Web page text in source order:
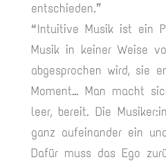
entschieden.”
“ Intuitive Musik ist ein
Musik in keiner Weise
abgesprochen wird, sie
Moment… Man macht
leer, bereit. Die
ganz aufeinander ein
Dafür muss das Ego